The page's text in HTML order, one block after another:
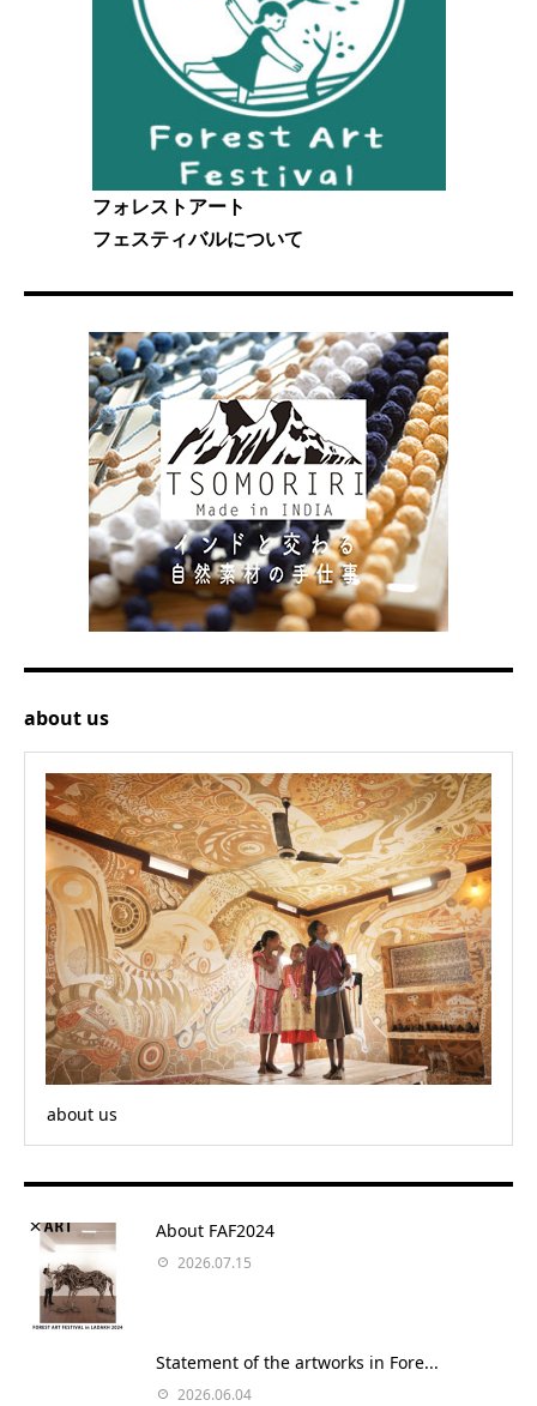
フォレストアート
フェスティバルについて
about us
about us
About FAF2024
2026.07.15
Statement of the artworks in Fore...
2026.06.04